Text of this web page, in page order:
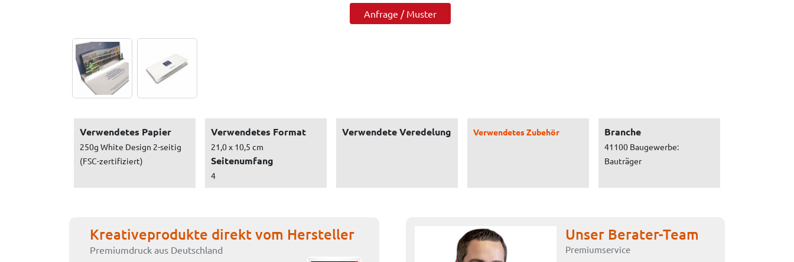
Anfrage / Muster
Verwendetes Papier
250g White Design 2-seitig
(FSC-zertifiziert)
Verwendetes Format
21,0 x 10,5 cm
Seitenumfang
4
Verwendete Veredelung Verwendetes Zubehör Branche
41100 Baugewerbe:
Bauträger
Kreativeprodukte direkt vom Hersteller
Premiumdruck aus Deutschland
Unser Berater-Team
Premiumservice